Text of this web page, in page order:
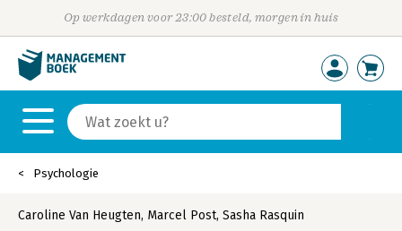
Op werkdagen voor 23:00 besteld, morgen in huis
Psychologie
Caroline Van Heugten, Marcel Post, Sasha Rasquin